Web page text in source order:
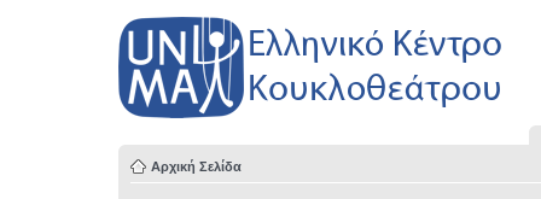
Αρχική Σελίδα